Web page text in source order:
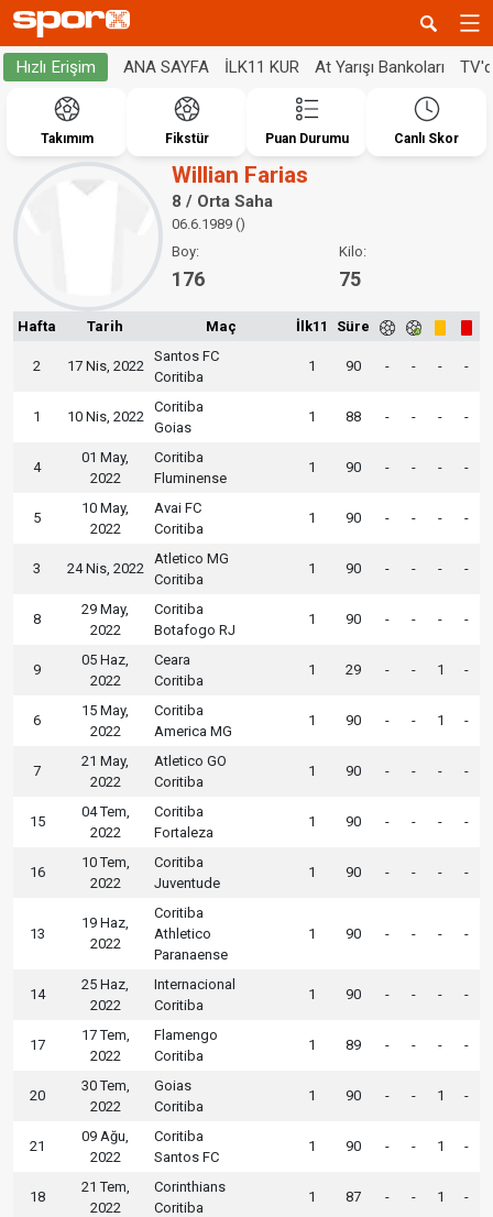
Hızlı Erişim ANA SAYFA İLK11 KUR At Yarışı Bankoları
Takımım Fikstür Puan Durumu Canlı Skor
Willian Farias
8 / Orta Saha
06.6.1989 ()
Boy:
176
Kilo:
75
Hafta Tarih Maç İlk11 Süre
2 17 Nis, 2022
Santos FC
Coritiba
1 90 - - - -
1 10 Nis, 2022
Coritiba
Goias
1 88 - - - -
4
01 May,
2022
Coritiba
Fluminense
1 90 - - - -
5
10 May,
2022
Avai FC
Coritiba
1 90 - - - -
3 24 Nis, 2022
Atletico MG
Coritiba
1 90 - - - -
8
29 May,
2022
Coritiba
Botafogo RJ
1 90 - - - -
9
05 Haz,
2022
Ceara
Coritiba
1 29 - - 1 -
6
15 May,
2022
Coritiba
America MG
1 90 - - 1 -
7
21 May,
2022
Atletico GO
Coritiba
1 90 - - - -
15
04 Tem,
2022
Coritiba
Fortaleza
1 90 - - - -
16
10 Tem,
2022
Coritiba
Juventude
1 90 - - - -
13
19 Haz,
2022
Coritiba
Athletico
Paranaense
1 90 - - - -
14
25 Haz,
2022
Internacional
Coritiba
1 90 - - - -
17
17 Tem,
2022
Flamengo
Coritiba
1 89 - - - -
20
30 Tem,
2022
Goias
Coritiba
1 90 - - 1 -
21
09 Ağu,
2022
Coritiba
Santos FC
1 90 - - 1 -
18
21 Tem,
2022
Corinthians
Coritiba
1 87 - - 1 -